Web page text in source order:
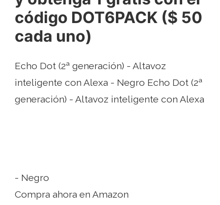
código DOT6PACK ($ 50
cada uno)
Echo Dot (2ª generación) - Altavoz
inteligente con Alexa - Negro Echo Dot (2ª
generación) - Altavoz inteligente con Alexa
- Negro
Compra ahora en Amazon